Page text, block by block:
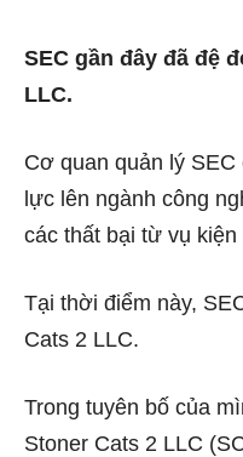
SEC gần đây đã đệ
LLC.
Cơ quan quản lý
lực lên ngành công
các thất bại từ vụ
Tại thời điểm này,
Cats 2 LLC.
Trong tuyên bố của
Stoner Cats 2 LLC